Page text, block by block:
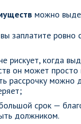
можно
заплатите ровно
рискует, когда
он может
рассрочку
срок —
должником.